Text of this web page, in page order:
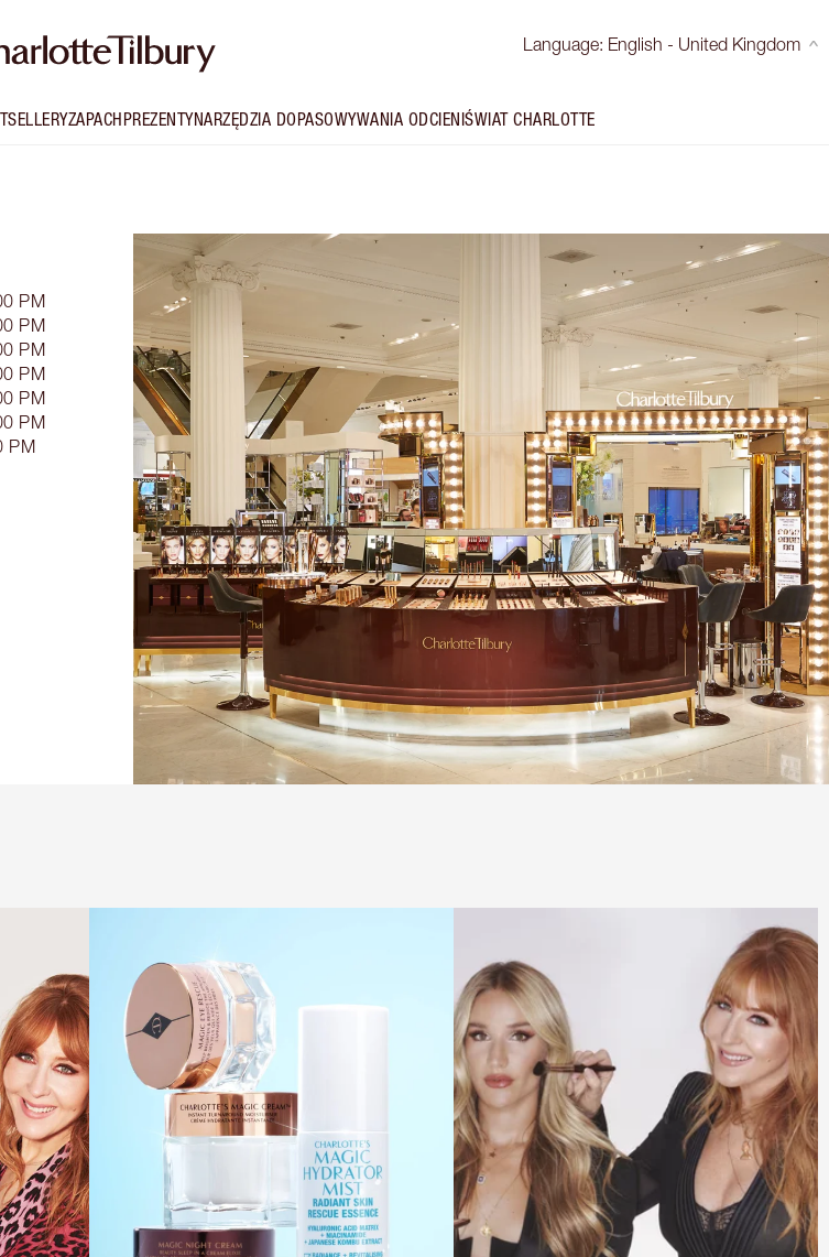
Language: English - United Kingdom
ZAPACHPREZENTYNARZĘDZIA DOPASOWYWANIA ODCIENIŚWIAT CHARLOTTE
PM
PM
PM
PM
PM
PM
PM